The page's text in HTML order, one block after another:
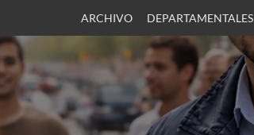
ARCHIVO DEPARTAMENTALES